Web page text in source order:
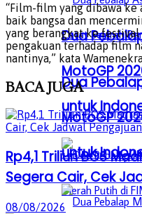
Dua
MotoGP
untuk
Dua
MotoGP
untuk
“Film-film yang dibawa ke
baik bangsa dan
yang berangkat ke
pengakuan terhadap film
nantinya,” kata
BACAJUGA
Rp4,1 Triliun BOS
Segera Cair, Cek
08/08/2026